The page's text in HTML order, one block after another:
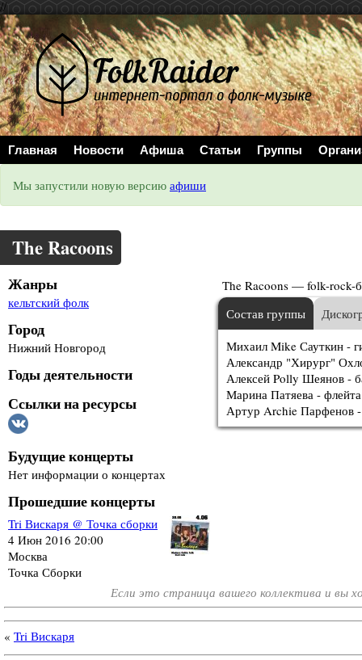
//
Главная Новости Афиша Статьи Группы
Мы запустили новую версию афиши
The Racoons
Жанры
кельтский фолк
Город
Нижний Новгород
Годы деятельности
Ссылки на ресурсы
Будущие концерты
Нет информации о концертах
Прошедшие концерты
Tri Вискаря @ Точка сборки
4 Июн 2016 20:00
Москва
Точка Сборки
The Racoons — folk-rock-
Состав группы
Михаил Mike Сауткин -
Александр "Хирург"
Алексей Polly Шеянов -
Марина Патяева - флейта
Артур Archie Парфенов
Если это страница вашего коллектива и
« Tri Вискаря